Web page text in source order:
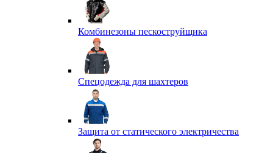
Комбинезоны пескоструйщика
Спецодежда для шахтеров
Защита от статического электричества